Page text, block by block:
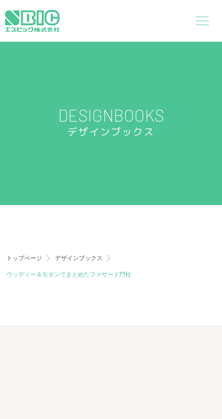
DESIGNBOOKS
デザインブックス
トップページ デザインブックス
ウッディー＆モダンでまとめたファサード門柱